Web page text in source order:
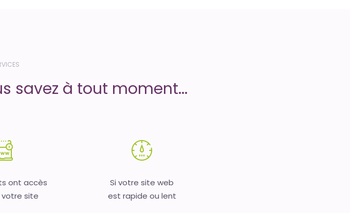
savez à tout moment...
ont accès
site
Si votre site web
est rapide ou lent